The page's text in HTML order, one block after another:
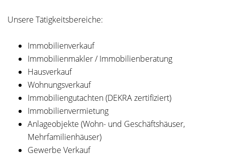
Unsere Tätigkeitsbereiche:
Immobilienverkauf
Immobilienmakler / Immobilienberatung
Hausverkauf
Wohnungsverkauf
Immobiliengutachten (DEKRA zertifiziert)
Immobilienvermietung
Anlageobjekte (Wohn- und Geschäftshäuser,
Mehrfamilienhäuser)
Gewerbe Verkauf